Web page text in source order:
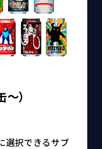
）
選択できるサブ